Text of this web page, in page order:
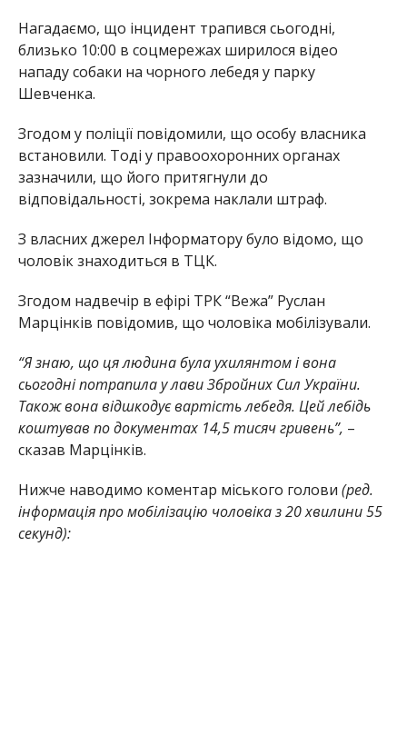
Нагадаємо, що інцидент трапився сьогодні,
близько 10:00 в соцмережах ширилося відео
нападу собаки на чорного лебедя у парку
Шевченка.
Згодом у поліції повідомили, що особу власника
встановили. Тоді у правоохоронних органах
зазначили, що його притягнули до
відповідальності, зокрема наклали штраф.
З власних джерел Інформатору було відомо, що
чоловік знаходиться в ТЦК.
Згодом надвечір в ефірі ТРК “Вежа” Руслан
Марцінків повідомив, що чоловіка мобілізували.
“Я знаю, що ця людина була ухилянтом і вона
сьогодні потрапила у лави Збройних Сил України.
Також вона відшкодує вартість лебедя. Цей лебідь
коштував по документах 14,5 тисяч гривень”, –
сказав Марцінків.
Нижче наводимо коментар міського голови (ред.
інформація про мобілізацію чоловіка з 20 хвилини 55
секунд):